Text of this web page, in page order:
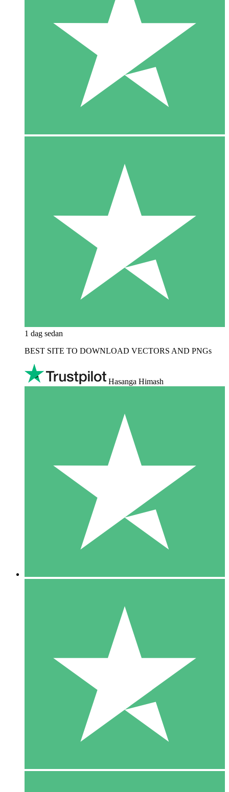
1 dag sedan
BEST SITE TO DOWNLOAD VECTORS AND PNGs
Hasanga Himash